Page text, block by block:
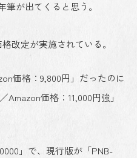
が出てくると思う。
改定が実施されている。
価格：9,800円」だったのに
価格：11,000円強」
」 で、 現行版が「PNB-